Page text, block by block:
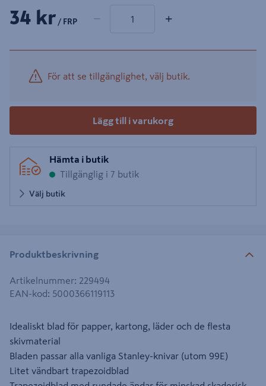
34 kr / FRP − +
För att se tillgänglighet, välj butik.
Lägg till i varukorg
Hämta i butik
Tillgänglig i 7 butik
Välj butik
Produktbeskrivning
Artikelnummer: 229494
EAN-kod: 5000366119113
Idealiskt blad för papper, kartong, läder och de flesta
skivmaterial
Bladen passar alla vanliga Stanley-knivar (utom 99E)
Litet vändbart trapezoidblad